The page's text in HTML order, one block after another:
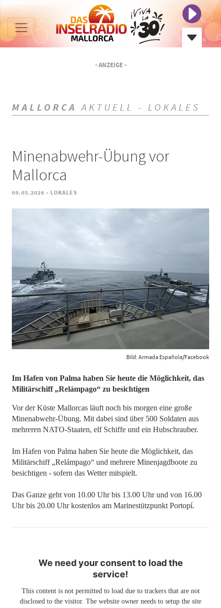
- ANZEIGE -
MALLORCA AKTUELL - LOKALES
Minenabwehr-Übung vor
Mallorca
09.05.2026 - LOKALES
Bild: Armada Española/Facebook
Im Hafen von Palma haben Sie heute die Möglichkeit, das
Militärschiff „Relámpago“ zu besichtigen
Vor der Küste Mallorcas läuft noch bis morgen eine große
Minenabwehr-Übung. Mit dabei sind über 500 Soldaten aus
mehreren NATO-Staaten, elf Schiffe und ein Hubschrauber.
Im Hafen von Palma haben Sie heute die Möglichkeit, das
Militärschiff „Relámpago“ und mehrere Minenjagdboote zu
besichtigen - sofern das Wetter mitspielt.
Das Ganze geht von 10.00 Uhr bis 13.00 Uhr und von 16.00
Uhr bis 20.00 Uhr kostenlos am Marinestützpunkt Portopí.
We need your consent to load the
service!
This content is not permitted to load due to trackers that are not
disclosed to the visitor. The website owner needs to setup the site